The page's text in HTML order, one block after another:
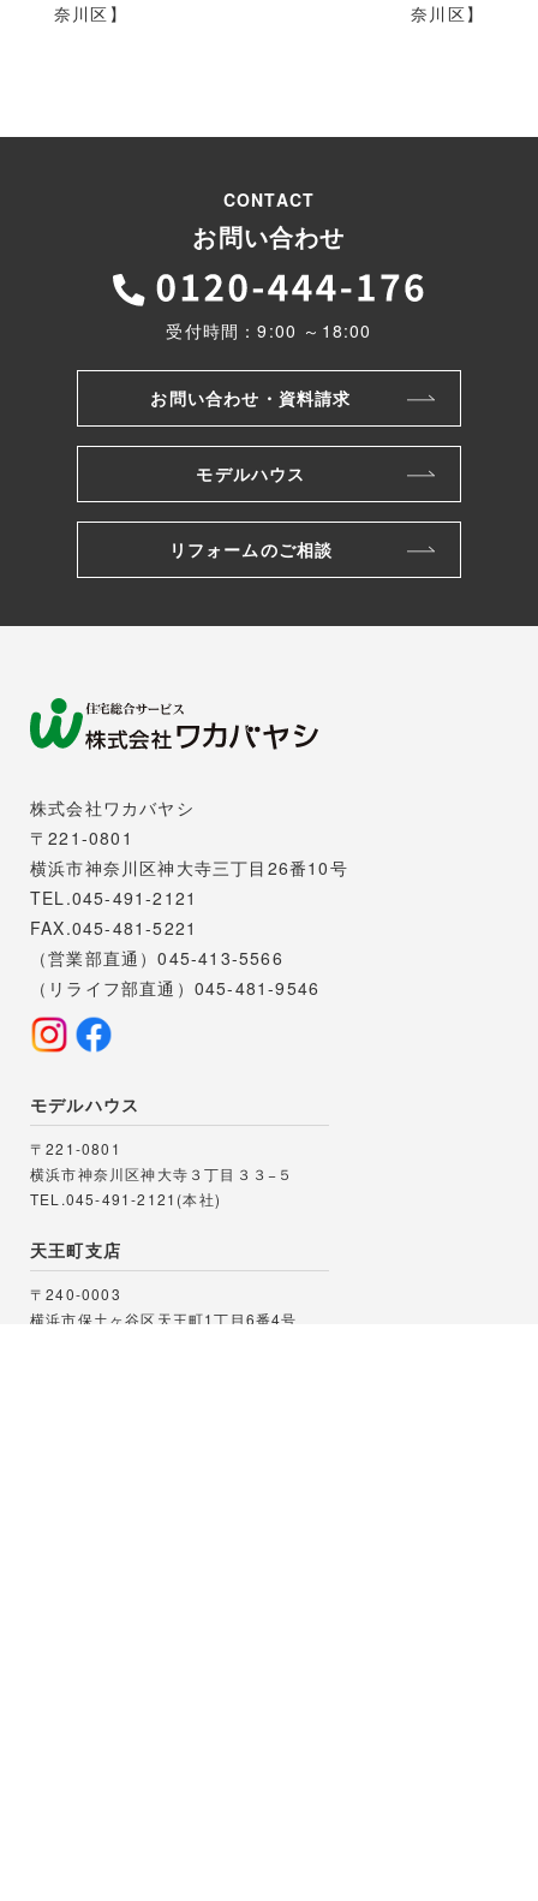
奈川区】
奈川区】
CONTACT
お問い合わせ
受付時間：9:00 ～18:00
お問い合わせ・資料請求
モデルハウス
リフォームのご相談
株式会社ワカバヤシ
〒221-0801
横浜市神奈川区神大寺三丁目26番10号
TEL.045-491-2121
FAX.045-481-5221
（営業部直通）045-413-5566
（リライフ部直通）045-481-9546
モデルハウス
〒221-0801
横浜市神奈川区神大寺３丁目３３−５
TEL.045-491-2121(本社)
天王町支店
〒240-0003
横浜市保土ヶ谷区天王町1丁目6番4号